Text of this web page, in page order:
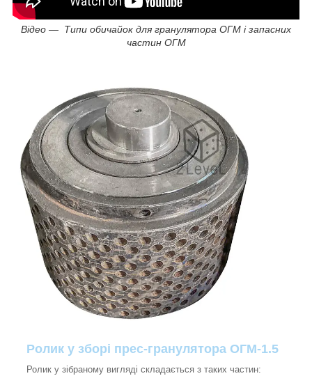
Відео — Типи обичайок для гранулятора ОГМ і запасних
частин ОГМ
Ролик у зборі прес-гранулятора ОГМ-1.5
Ролик у зібраному вигляді складається з таких частин: